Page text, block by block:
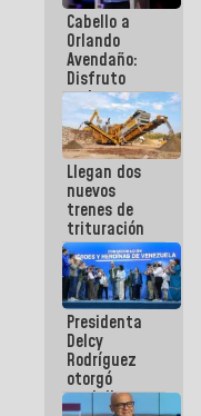
Cabello a
Orlando
Avendaño:
Disfruto
cada vez
que escribes
porque lo
que haces
es
embarrarla
Llegan dos
nuevos
trenes de
trituración
para
optimizar
manejo de
escombros
en La Guaira
Presidenta
Delcy
Rodríguez
otorgó
medalla